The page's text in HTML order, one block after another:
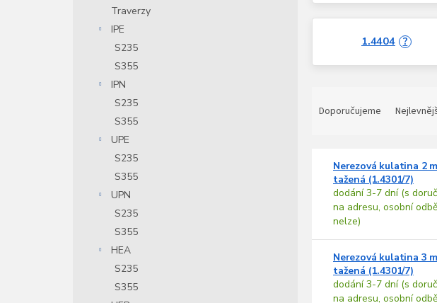
Traverzy
IPE
S235
S355
IPN
S235
S355
UPE
S235
S355
UPN
S235
S355
HEA
S235
S355
1.4404 ?
Doporučujeme
Nerezová kulatina 2
tažená (1.4301/7)
dodání 3-7 dní (s
na adresu, osobní
nelze)
Nerezová kulatina 3
tažená (1.4301/7)
dodání 3-7 dní (s
na adresu, osobní